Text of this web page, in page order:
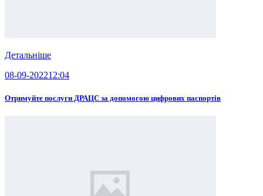
Детальніше
08-09-202212:04
Отримуйте послуги ДРАЦС за допомогою цифрових паспортів